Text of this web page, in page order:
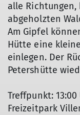
alle
abgeholzten
Am Gipfel
Hütte eine
einlegen. Der
Petershütte
Treffpunkt:
Freizeitpark